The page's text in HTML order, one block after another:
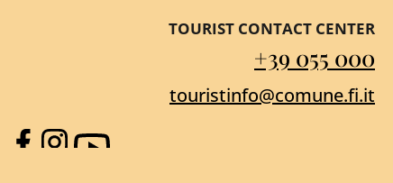
TOURIST CONTACT CENTER
+39 055 000
touristinfo@comune.fi.it
Facebook
Instagram
YouTube